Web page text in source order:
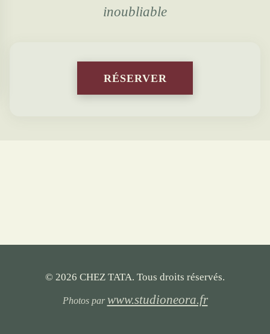
inoubliable
RÉSERVER
© 2026 CHEZ TATA. Tous droits réservés.
Photos parwww.studioneora.fr